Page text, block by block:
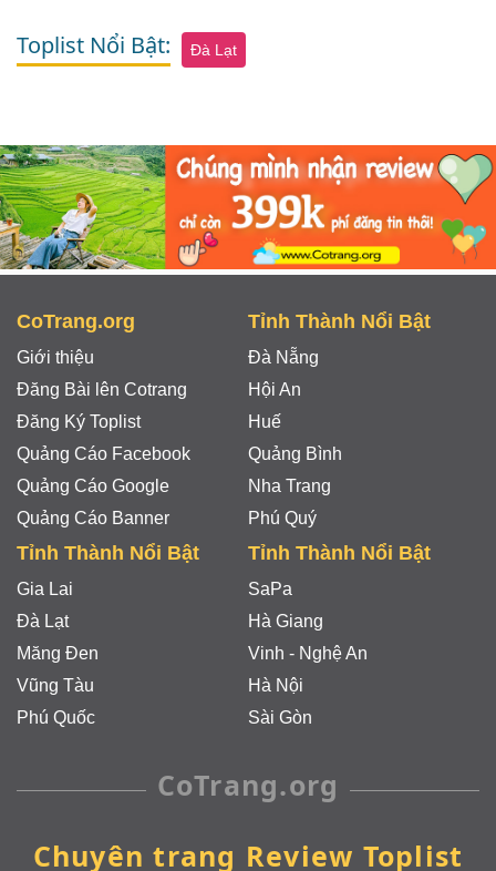
Toplist Nổi Bật: Đà Lạt
CoTrang.org
Giới thiệu
Đăng Bài lên Cotrang
Đăng Ký Toplist
Quảng Cáo Facebook
Quảng Cáo Google
Quảng Cáo Banner
Tỉnh Thành Nổi Bật
Đà Nẵng
Hội An
Huế
Quảng Bình
Nha Trang
Phú Quý
Tỉnh Thành Nổi Bật
Gia Lai
Đà Lạt
Măng Đen
Vũng Tàu
Phú Quốc
Tỉnh Thành Nổi Bật
SaPa
Hà Giang
Vinh - Nghệ An
Hà Nội
Sài Gòn
CoTrang.org
Chuyên trang Review Toplist